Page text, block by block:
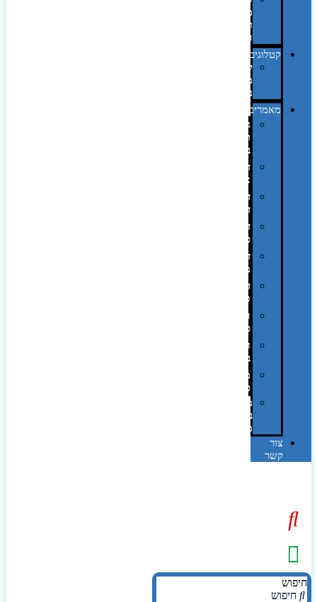
מחשב
וציוד
היקפי
קטלוגים
קטלוג
מוצרי
נייר
מאמרים
גימורים
והשבחות
בדפוס
דפוס
אופסט
דפוס
דיגיטלי
דפוס
טמפון
דפוס
משי
דפוס
סובלימציה
הדפס
פרוצס
חריטה
בלייזר
מהו
פנטון?
מיתוג
באמצעות
מדבקות
צור
קשר
חיפוש